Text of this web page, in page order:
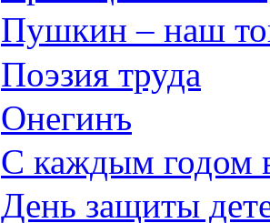
Пушкин – наш
Поэзия труда
Онегинъ
С каждым годом
День защиты